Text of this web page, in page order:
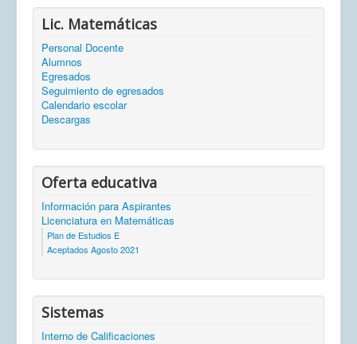
Lic. Matemáticas
Personal Docente
Alumnos
Egresados
Seguimiento de egresados
Calendario escolar
Descargas
Oferta educativa
Información para Aspirantes
Licenciatura en Matemáticas
Plan de Estudios E
Aceptados Agosto 2021
Sistemas
Interno de Calificaciones